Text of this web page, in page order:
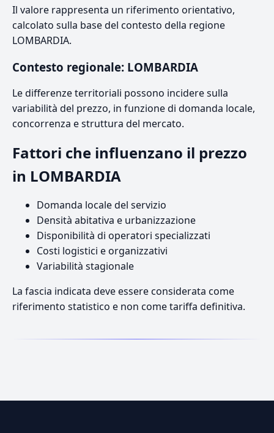
Il valore rappresenta un riferimento orientativo,
calcolato sulla base del contesto della regione
LOMBARDIA.
Contesto regionale: LOMBARDIA
Le differenze territoriali possono incidere sulla
variabilità del prezzo, in funzione di domanda locale,
concorrenza e struttura del mercato.
Fattori che influenzano il prezzo
in LOMBARDIA
Domanda locale del servizio
Densità abitativa e urbanizzazione
Disponibilità di operatori specializzati
Costi logistici e organizzativi
Variabilità stagionale
La fascia indicata deve essere considerata come
riferimento statistico e non come tariffa definitiva.